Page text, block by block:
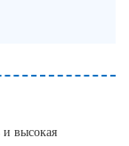
и высокая